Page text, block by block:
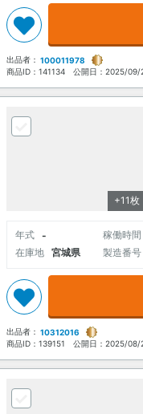
出品者： 100011978
商品ID： 141134 公開日： 2025/09/
+11枚
年式 - 稼働時間
在庫地
宮城県 製造番号
出品者： 10312016
商品ID： 139151 公開日： 2025/08/